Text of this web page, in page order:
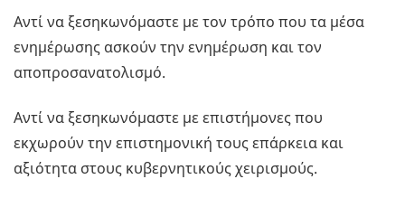
Αντί να ξεσηκωνόμαστε με τον τρόπο που τα μέσα
ενημέρωσης ασκούν την ενημέρωση και τον
αποπροσανατολισμό.
Αντί να ξεσηκωνόμαστε με επιστήμονες που
εκχωρούν την επιστημονική τους επάρκεια και
αξιότητα στους κυβερνητικούς χειρισμούς.